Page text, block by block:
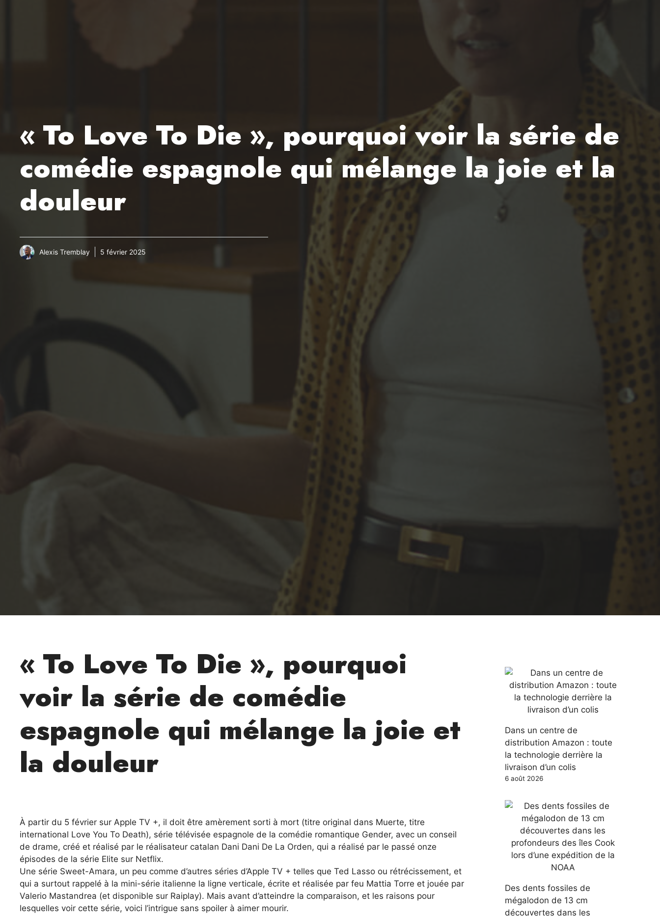
« To Love To Die », pourquoi voir la série de
comédie espagnole qui mélange la joie et la
douleur
Alexis Tremblay 5 février 2025
« To Love To Die », pourquoi
voir la série de comédie
espagnole qui mélange la joie et
la douleur
À partir du 5 février sur Apple TV +, il doit être amèrement sorti à mort (titre original dans Muerte, titre
international Love You To Death), série télévisée espagnole de la comédie romantique Gender, avec un conseil
de drame, créé et réalisé par le réalisateur catalan Dani Dani De La Orden, qui a réalisé par le passé onze
épisodes de la série Elite sur Netflix.
Une série Sweet-Amara, un peu comme d’autres séries d’Apple TV + telles que Ted Lasso ou rétrécissement, et
qui a surtout rappelé à la mini-série italienne la ligne verticale, écrite et réalisée par feu Mattia Torre et jouée par
Valerio Mastandrea (et disponible sur Raiplay). Mais avant d’atteindre la comparaison, et les raisons pour
lesquelles voir cette série, voici l’intrigue sans spoiler à aimer mourir.
Dans un centre de
distribution Amazon : toute
la technologie derrière la
livraison d’un colis
6 août 2026
Des dents fossiles de
mégalodon de 13 cm
découvertes dans les